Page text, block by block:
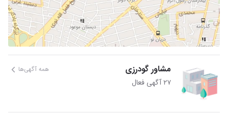
مشاور گودرزی همه آگهی‌ها
۲۷ آگهی فعال